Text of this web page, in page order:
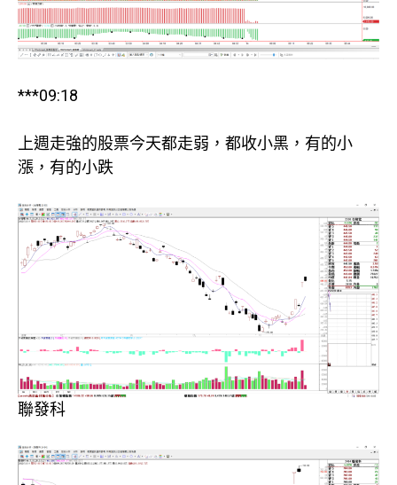
***09:18
上週走強的股票今天都走弱，都收小黑，有的小
漲，有的小跌
聯發科